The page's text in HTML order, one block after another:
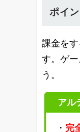
ポイ
課金をす
す。ゲ
う。
アル
・ 完